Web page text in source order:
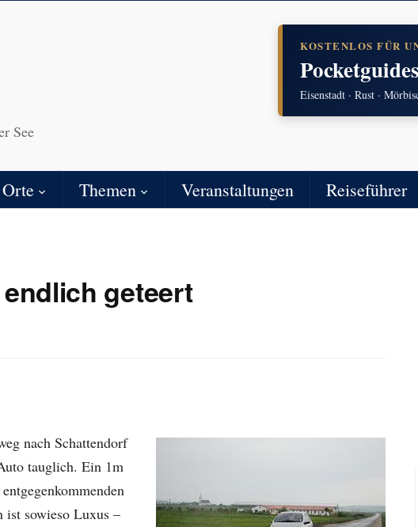
See
KOSTENLOS FÜR
Eisenstadt · Rust ·
Orte Themen Veranstaltungen Reiseführer
geteert
nach Schattendorf
tauglich. Ein 1m
ist sowieso Luxus –